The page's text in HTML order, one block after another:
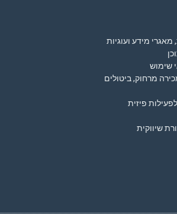
מאגרי מידע ועוגיות
שימוש
מרחוק, ביטולים
פיזית
שיווקית